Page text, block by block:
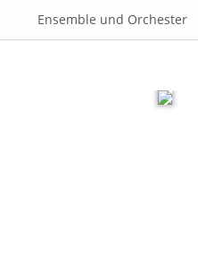
Ensemble und Orchester